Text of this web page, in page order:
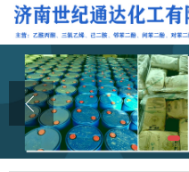
公司首页
公司介绍
公司动态